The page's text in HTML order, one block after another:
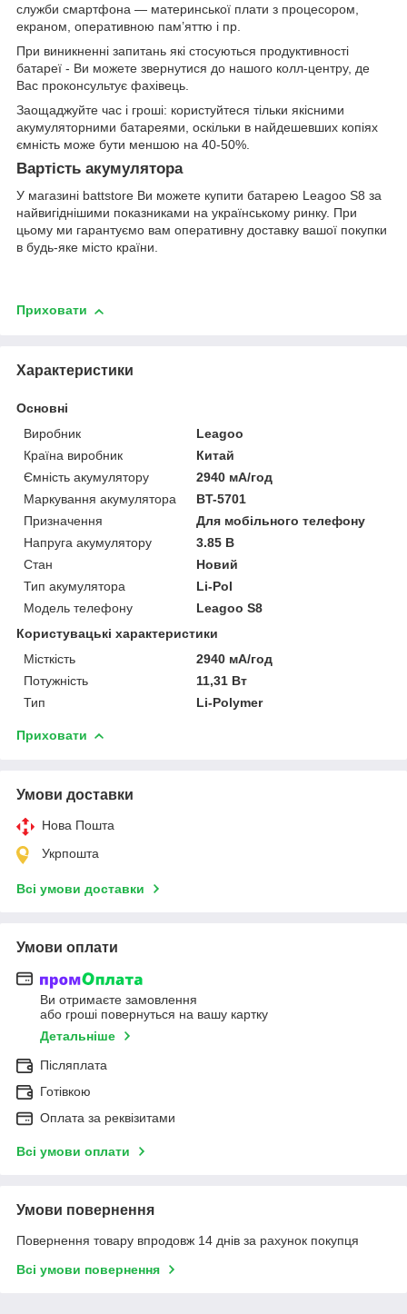
служби смартфона — материнської плати з процесором,
екраном, оперативною пам’яттю і пр.
При виникненні запитань які стосуються продуктивності
батареї - Ви можете звернутися до нашого колл-центру, де
Вас проконсультує фахівець.
Заощаджуйте час і гроші: користуйтеся тільки якісними
акумуляторними батареями, оскільки в найдешевших копіях
ємність може бути меншою на 40-50%.
Вартість акумулятора
У магазині battstore Ви можете купити батарею Leagoo S8 за
найвигіднішими показниками на українському ринку. При
цьому ми гарантуємо вам оперативну доставку вашої покупки
в будь-яке місто країни.
Приховати
Характеристики
Основні
Виробник
Leagoo
Країна виробник
Китай
Ємність акумулятору
2940 мА/год
Маркування акумулятора
BT-5701
Призначення
Для мобільного телефону
Напруга акумулятору
3.85 В
Стан
Новий
Тип акумулятора
Li-Pol
Модель телефону
Leagoo S8
Користувацькі характеристики
Місткість
2940 мА/год
Потужність
11,31 Вт
Тип
Li-Polymer
Приховати
Умови доставки
Нова Пошта
Укрпошта
Всі умови доставки
Умови оплати
Ви отримаєте замовлення
або гроші повернуться на вашу картку
Детальніше
Післяплата
Готівкою
Оплата за реквізитами
Всі умови оплати
Умови повернення
Повернення товару впродовж 14 днів за рахунок покупця
Всі умови повернення